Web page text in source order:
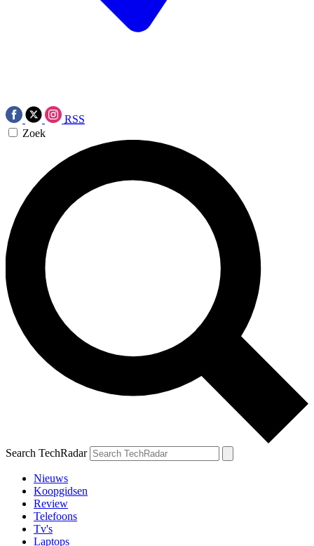
RSS
Zoek
Search TechRadar
Nieuws
Koopgidsen
Review
Telefoons
Tv's
Laptops